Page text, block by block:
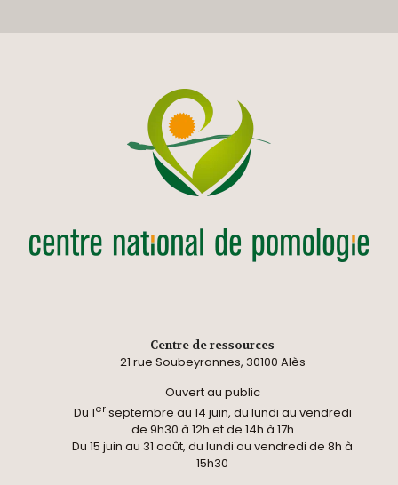
Centre de ressources
21 rue Soubeyrannes, 30100 Alès
Ouvert au public
Du 1erseptembre au 14 juin, du lundi au vendredi
de 9h30 à 12h et de 14h à 17h
Du 15 juin au 31 août, du lundi au vendredi de 8h à
15h30